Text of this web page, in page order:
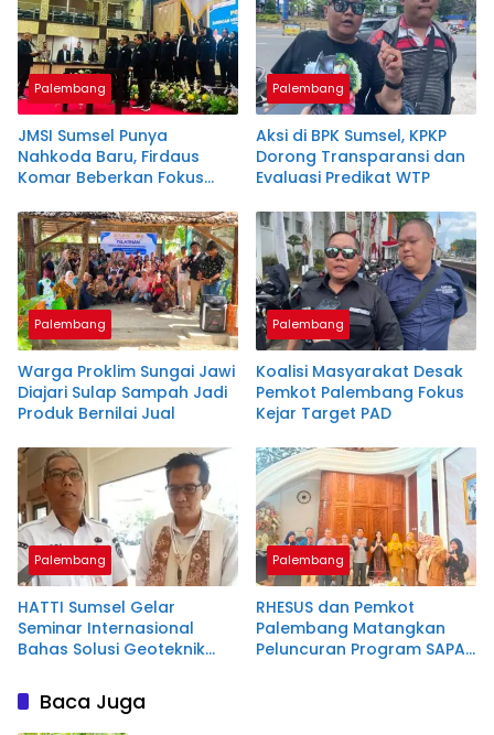
Palembang
JMSI Sumsel Punya
Nahkoda Baru, Firdaus
Komar Beberkan Fokus
Palembang
Aksi di BPK Sumsel, KPKP
Dorong Transparansi dan
Evaluasi Predikat WTP
Palembang
Warga Proklim Sungai Jawi
Diajari Sulap Sampah Jadi
Produk Bernilai Jual
Palembang
Koalisi Masyarakat Desak
Pemkot Palembang Fokus
Kejar Target PAD
Palembang
HATTI Sumsel Gelar
Seminar Internasional
Bahas Solusi Geoteknik
Berkelanjutan
Palembang
RHESUS dan Pemkot
Palembang Matangkan
Peluncuran Program SAPA
Baca Juga